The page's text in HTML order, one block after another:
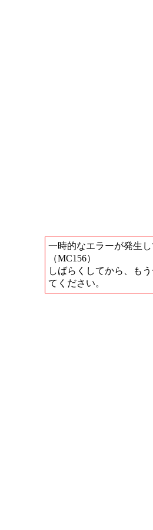
一時的なエラーが発生し
（MC156）
しばらくしてから、も
てください。